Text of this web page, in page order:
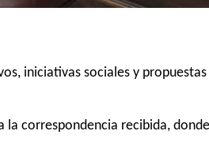
iniciativas sociales y
correspondencia recibida,